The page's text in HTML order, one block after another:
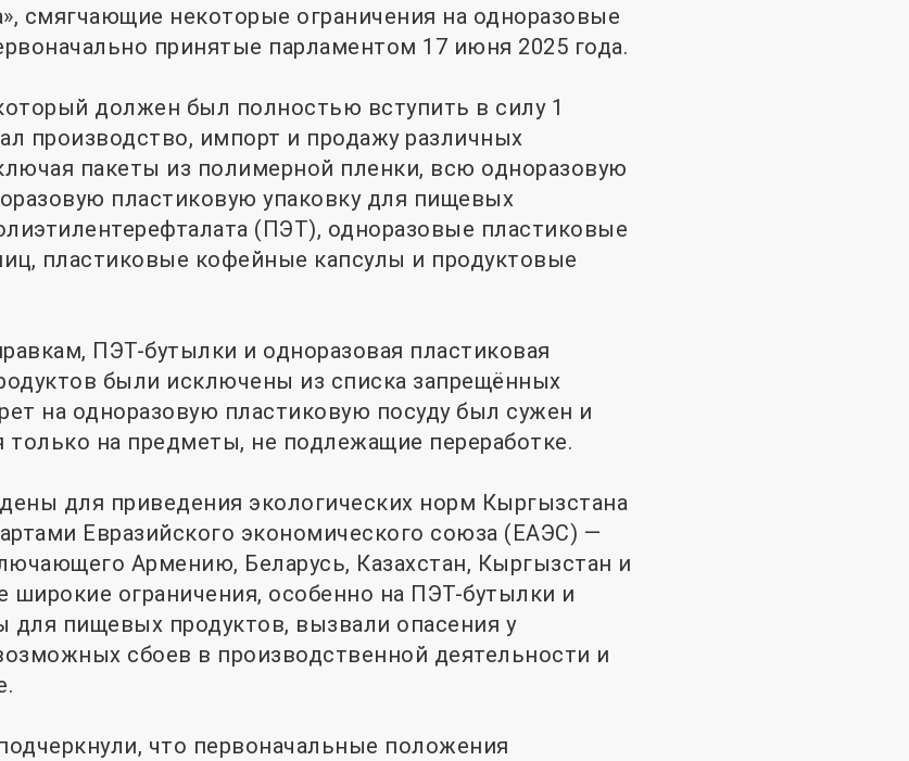
смягчающие некоторые ограничения на одноразовые
принятые парламентом 17 июня 2025 года.
должен был полностью вступить в силу 1
производство, импорт и продажу различных
пакеты из полимерной пленки, всю одноразовую
пластиковую упаковку для пищевых
(ПЭТ), одноразовые пластиковые
пластиковые кофейные капсулы и продуктовые
ПЭТ-бутылки и одноразовая пластиковая
были исключены из списка запрещённых
на одноразовую пластиковую посуду был сужен и
только на предметы, не подлежащие переработке.
для приведения экологических норм Кыргызстана
Евразийского экономического союза (ЕАЭС) —
Армению, Беларусь, Казахстан, Кыргызстан и
ограничения, особенно на ПЭТ-бутылки и
для пищевых продуктов, вызвали опасения у
сбоев в производственной деятельности и
что первоначальные положения